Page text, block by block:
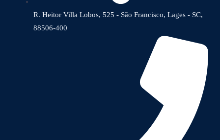
R. Heitor Villa Lobos, 525 - São Francisco, Lages - SC,
88506-400